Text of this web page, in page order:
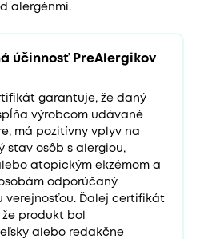
alergénmi.
účinnosť PreAlergikov
garantuje, že daný
výrobcom udávané
má pozitívny vplyv na
stav osôb s alergiou,
atopickým ekzémom a
odporúčaný
verejnosťou. Ďalej certifikát
produkt bol
alebo redakčne